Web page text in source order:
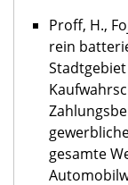
Proff, H.,
rein
gesamte